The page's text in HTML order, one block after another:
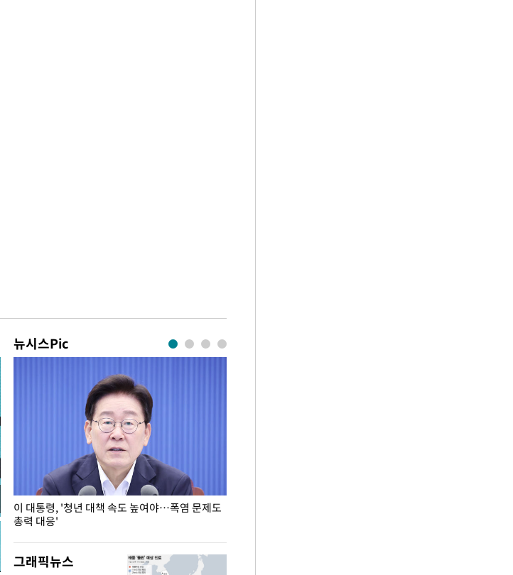
뉴시스Pic
이 대통령, '청년 대책 속도 높여야…폭염 문제도
총력 대응'
그래픽뉴스